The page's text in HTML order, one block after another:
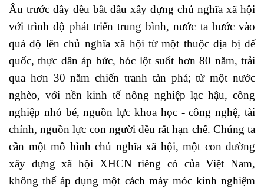
Âu trước đây đều bắt đầu xây dựng chủ nghĩa xã hội
với trình độ phát triển trung bình, nước ta bước vào
quá độ lên chủ nghĩa xã hội từ một thuộc địa bị đế
quốc, thực dân áp bức, bóc lột suốt hơn 80 năm, trải
qua hơn 30 năm chiến tranh tàn phá; từ một nước
nghèo, với nền kinh tế nông nghiệp lạc hậu, công
nghiệp nhỏ bé, nguồn lực khoa học - công nghệ, tài
chính, nguồn lực con người đều rất hạn chế. Chúng ta
cần một mô hình chủ nghĩa xã hội, một con đường
xây dựng xã hội XHCN riêng có của Việt Nam,
không thể áp dụng một cách máy móc kinh nghiệm